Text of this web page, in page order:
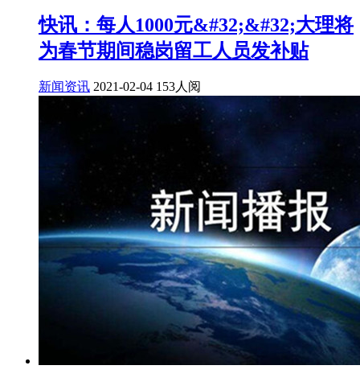
快讯：每人1000元&#32;&#32;大理将
为春节期间稳岗留工人员发补贴
新闻资讯 2021-02-04 153人阅